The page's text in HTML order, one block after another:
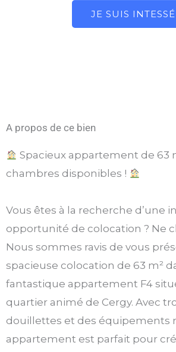
JE SUIS INTESSÉ
A propos de ce bien
Spacieux appartement de 63
chambres disponibles !
Vous êtes à la recherche d’une
opportunité de colocation ? Ne
Nous sommes ravis de vous
spacieuse colocation de 63 m²
fantastique appartement F4
quartier animé de Cergy. Avec
douillettes et des équipements
appartement est parfait pour